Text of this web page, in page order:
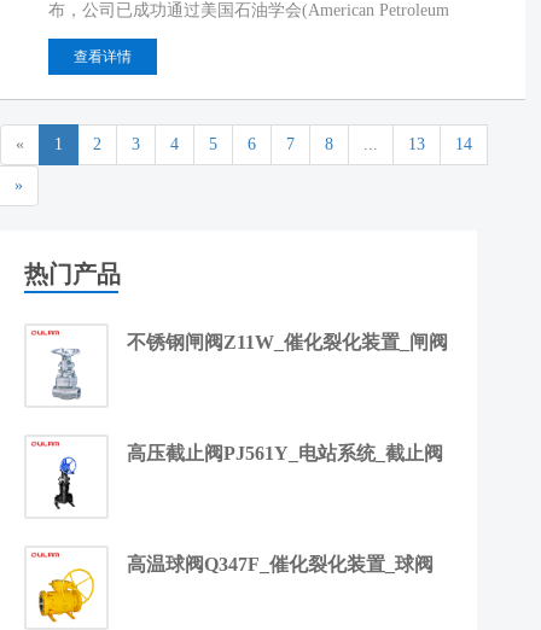
布，公司已成功通过美国石油学会(American Petroleum
Institute)进行的2025年度API 6D及API 602认证监督复审。
这不仅是一次年度“大考”的顺利过关，更是对欧拉姆质量管
界的持续信赖。
查看详情
« 1 2 3 4 5 6 7 8 ... 13 14
»
热门产品
不锈钢闸阀Z11W_催化裂化装置_闸阀
高压截止阀PJ561Y_电站系统_截止阀
高温球阀Q347F_催化裂化装置_球阀